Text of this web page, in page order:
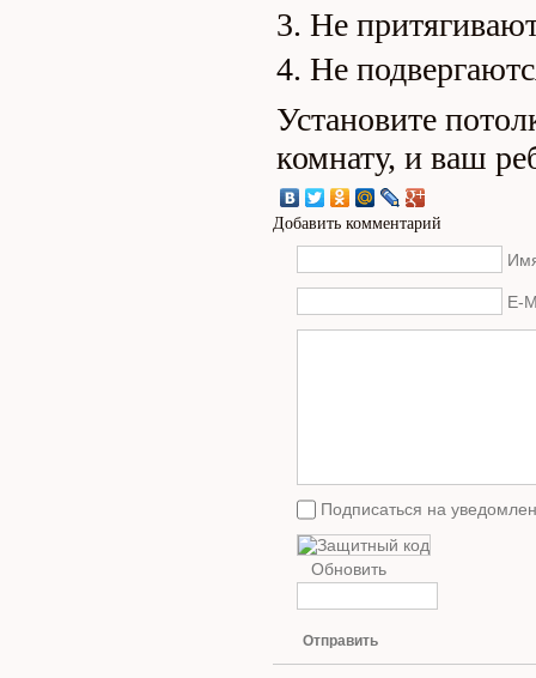
Не
Не
Установите
комнату, и ваш
Добавить комментарий
E-
Подписаться на
Обновить
Отправить